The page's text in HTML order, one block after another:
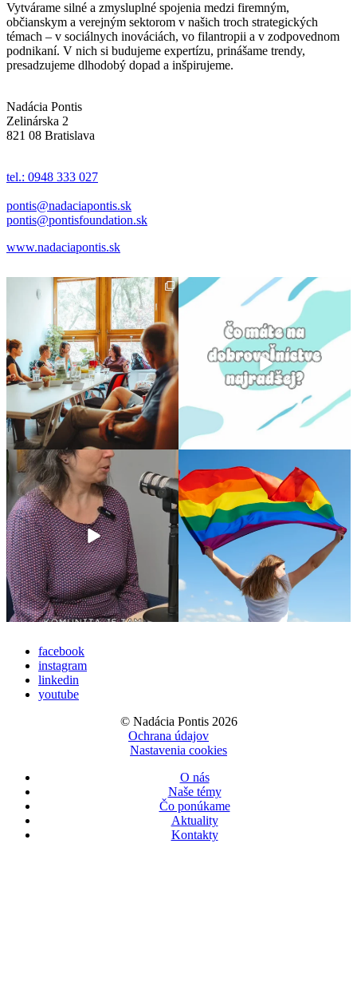
Vytvárame silné a zmysluplné spojenia medzi firemným,
občianskym a verejným sektorom v našich troch strategických
témach – v sociálnych inováciách, vo filantropii a v zodpovednom
podnikaní. V nich si budujeme expertízu, prinášame trendy,
presadzujeme dlhodobý dopad a inšpirujeme.
Nadácia Pontis
Zelinárska 2
821 08 Bratislava
tel.: 0948 333 027
pontis@nadaciapontis.sk
pontis@pontisfoundation.sk
www.nadaciapontis.sk
facebook
instagram
linkedin
youtube
© Nadácia Pontis 2026
Ochrana údajov
Nastavenia cookies
O nás
Naše témy
Čo ponúkame
Aktuality
Kontakty